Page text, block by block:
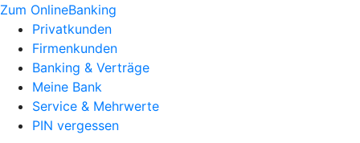
Zum OnlineBanking
Privatkunden
Firmenkunden
Banking & Verträge
Meine Bank
Service & Mehrwerte
PIN vergessen